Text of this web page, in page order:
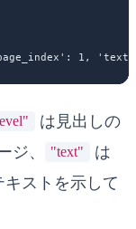
は見出しの
ジ、 "text"
は
ストを示して